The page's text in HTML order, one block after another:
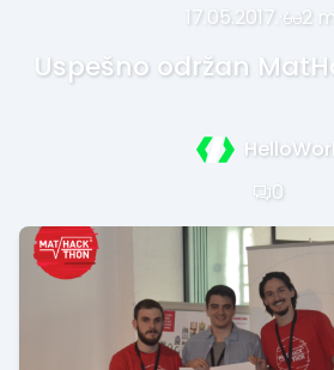
17.05.2017. 2
Uspešno održan
0